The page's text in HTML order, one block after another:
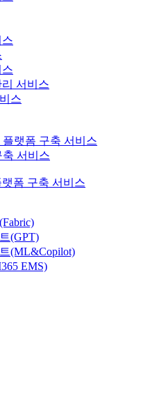
서비스
스
플랫폼 구축 서비스
축 서비스
폼 구축 서비스
(GPT)
(ML&Copilot)
EMS)